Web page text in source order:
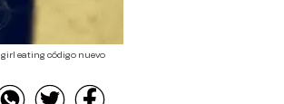
girl eating código nuevo